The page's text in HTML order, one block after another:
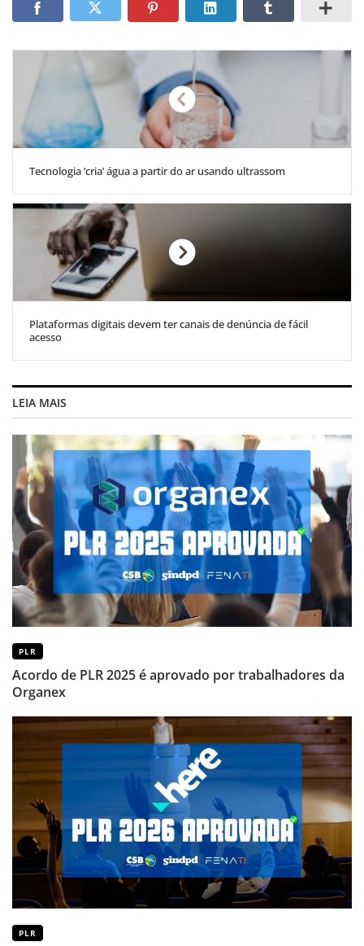
Tecnologia ‘cria’ água a partir do ar usando ultrassom
Plataformas digitais devem ter canais de denúncia de fácil
acesso
LEIA MAIS
PLR
Acordo de PLR 2025 é aprovado por trabalhadores da
Organex
PLR